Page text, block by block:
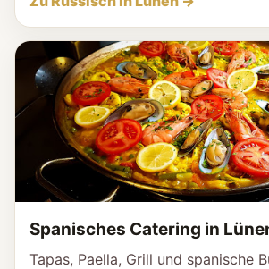
Spanisches Catering in
Tapas, Paella, Grill und spanische